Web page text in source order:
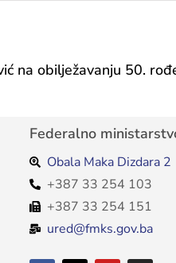
Federalno
Obala Maka Dizdara 2
+387 33 254 103
+387 33 254 151
ured@fmks.gov.ba